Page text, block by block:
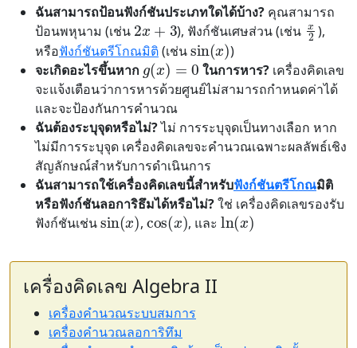
ฉันสามารถป้อนฟังก์ชันประเภทใดได้บ้าง? คุณสามารถ
ป้อนพหุนาม (เช่น
2x+3
), ฟังก์ชันเศษส่วน (เช่น
x2
),
หรือฟังก์ชันตรีโกณมิติ(เช่น
sin(x)
)
จะเกิดอะไรขึ้นหาก
g(x)=0
ในการหาร? เครื่องคิดเลข
จะแจ้งเตือนว่าการหารด้วยศูนย์ไม่สามารถกำหนดค่าได้
และจะป้องกันการคำนวณ
ฉันต้องระบุจุดหรือไม่?ไม่ การระบุจุดเป็นทางเลือก หาก
ไม่มีการระบุจุด เครื่องคิดเลขจะคำนวณเฉพาะผลลัพธ์เชิง
สัญลักษณ์สำหรับการดำเนินการ
ฉันสามารถใช้เครื่องคิดเลขนี้สำหรับฟังก์ชันตรีโกณมิติ
หรือฟังก์ชันลอการิธึมได้หรือไม่?ใช่ เครื่องคิดเลขรองรับ
ฟังก์ชันเช่น
sin(x)
,
cos(x)
, และ
ln(x)
เครื่องคิดเลข Algebra II
เครื่องคำนวณระบบสมการ
เครื่องคำนวณลอการิทึม